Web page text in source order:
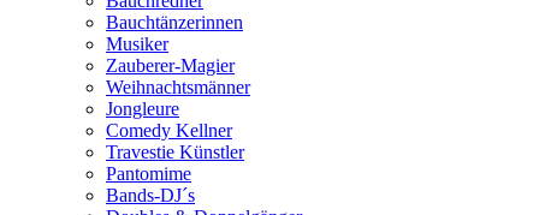
Bauchtänzerinnen
Musiker
Zauberer-Magier
Weihnachtsmänner
Jongleure
Comedy Kellner
Travestie Künstler
Pantomime
Bands-DJ´s